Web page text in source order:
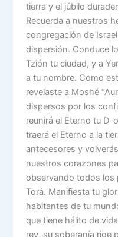
tierra y el júbilo
Recuerda a nuestros
congregación de
dispersión. Conduce
Tzión tu ciudad, y a
a tu nombre. Como
revelaste a Moshé
dispersos por los
reunirá el Eterno tu D-
traerá el Eterno a la
antecesores y
nuestros corazones
observando todos los
Torá. Manifiesta tu
habitantes de tu
que tiene hálito de
rey, su soberanía rige